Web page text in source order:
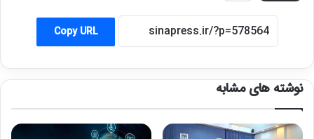
Copy URL
نوشته های مشابه